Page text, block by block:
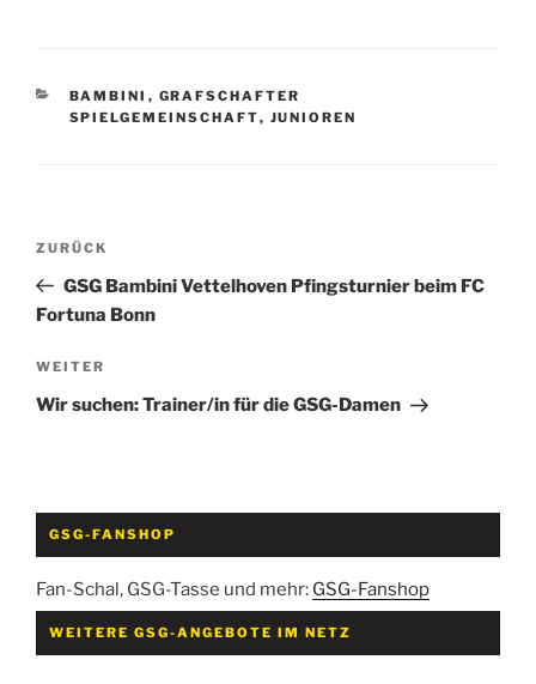
KATEGORIEN
BAMBINI , GRAFSCHAFTER
SPIELGEMEINSCHAFT, JUNIOREN
Beitragsnavigation
Vorheriger
Beitrag
ZURÜCK
GSG Bambini Vettelhoven Pfingsturnier beim FC
Fortuna Bonn
Nächster
Beitrag
WEITER
Wir suchen: Trainer/in für die GSG-Damen
GSG-FANSHOP
Fan-Schal, GSG-Tasse und mehr: GSG-Fanshop
WEITERE GSG-ANGEBOTE IM NETZ